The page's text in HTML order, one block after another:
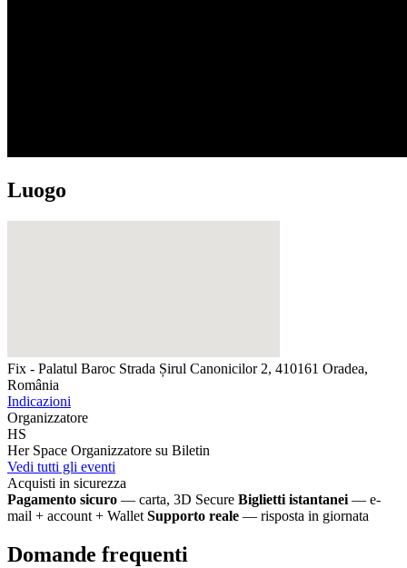
Luogo
Fix - Palatul Baroc Strada Șirul Canonicilor 2, 410161 Oradea,
România
Indicazioni
Organizzatore
HS
Her Space Organizzatore su Biletin
Vedi tutti gli eventi
Acquisti in sicurezza
Pagamento sicuro — carta, 3D Secure Biglietti istantanei — e-
mail + account + Wallet Supporto reale — risposta in giornata
Domande frequenti